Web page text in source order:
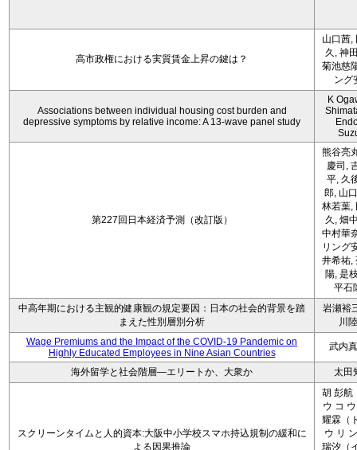
高市政権における実質賃金上昇の鍵は？
山口茜,
久, 神
菊池慈
ング
Associations between individual housing cost burden and
depressive symptoms by relative income: A 13-wave panel study
K
第227回日本経済予測（改訂版）
熊谷亮
慶司,
平, 久
郎, 山
林若葉,
久, 畑
中村華
リング
井希祐,
陽, 是
平石
中高年期における主観的健康観の規定要因：日本の社会的背景を踏
まえた性別層別分析
岩瀬裕
川
Wage Premiums and the Impact of the COVID‑19 Pandemic on
Highly Educated Employees in Nine Asian Countries
武内
海外留学と社会階層―エリートか、大衆か 太田
スクリーンタイムと人的資本:大阪中小学校スマホ持込規制の緩和に
よる因果推論
胡 彭航
ウ コ
耀霖（
ウ リ
瑞汐（